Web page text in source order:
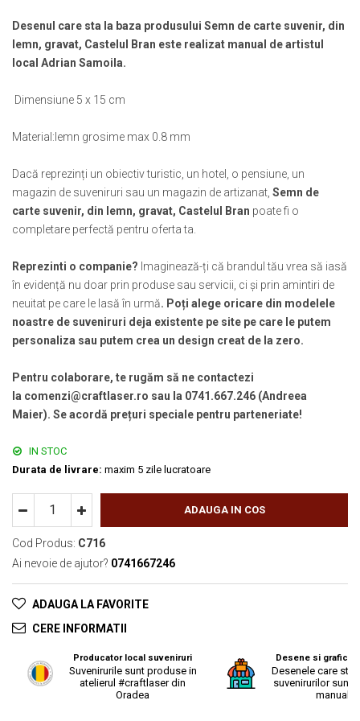
Muzeul Unirii Iasi
Orase si zone istorice
Bucuresti
Colonada Imperiala, Buzias
Maramures
Oradea
Palate si Curti Domnesti
Curtea Domneasca, Targoviste
Palatul Alexandru Ioan Cuza,
Ruginoasa
Palatul Culturii Iasi
Suport pahare suvenir din lemn
Suport pahare suvenir din pluta
Tablouri acuarela
Tablouri metalice
Colectia "Belle Epoque"
Colectia "Visit Romania"
Colectia medievala
Colectia Vintage
Desenul care sta la baza produsului Semn de carte suvenir, din
lemn, gravat, Castelul Bran este realizat manual de artistul
local Adrian Samoila.
Dimensiune 5 x 15 cm
Material:lemn grosime max 0.8 mm
Dacă reprezinți un obiectiv turistic, un hotel, o pensiune, un
magazin de suveniruri sau un magazin de artizanat, Semn de
carte suvenir, din lemn, gravat, Castelul Bran poate fi o
completare perfectă pentru oferta ta.
Reprezinti o companie? Imaginează-ți că brandul tău vrea să iasă
în evidență nu doar prin produse sau servicii, ci și prin amintiri de
neuitat pe care le lasă în urmă. Poți alege oricare din modelele
noastre de suveniruri deja existente pe site pe care le putem
personaliza sau putem crea un design creat de la zero.
Pentru colaborare, te rugăm să ne contactezi
la comenzi@craftlaser.ro sau la 0741.667.246 (Andreea
Maier). Se acordă prețuri speciale pentru parteneriate!
IN STOC
Durata de livrare: maxim 5 zile lucratoare
ADAUGA IN COS
Cod Produs: C716
Ai nevoie de ajutor? 0741667246
ADAUGA LA FAVORITE
CERE INFORMATII
Producator local suveniruri
Suvenirurile sunt produse in
atelierul #craftlaser din
Oradea
Desene si grafica
Desenele care
suvenirurilor sunt
manual.